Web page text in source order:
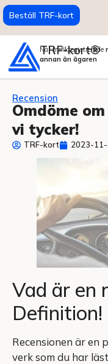
Beställ TRF-kort
TRF-kort®
När trafikregistrerade
annan än ägaren
Recension
Omdöme
vi tycker!
TRF-kort 2023-
Vad är en
Definition!
Recensionen är en
verk som du har